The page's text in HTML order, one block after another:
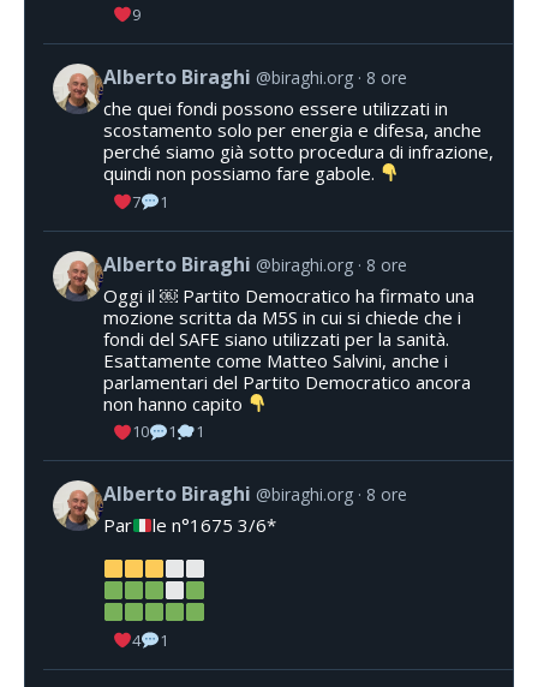
9
Alberto Biraghi @biraghi.org 8 ore
che quei fondi possono essere utilizzati in
scostamento solo per energia e difesa, anche
perché siamo già sotto procedura di infrazione,
quindi non possiamo fare gabole.
7 1
Alberto Biraghi @biraghi.org 8 ore
Oggi il ￼ Partito Democratico ha firmato una
mozione scritta da M5S in cui si chiede che i
fondi del SAFE siano utilizzati per la sanità.
Esattamente come Matteo Salvini, anche i
parlamentari del Partito Democratico ancora
non hanno capito
10 1 1
Alberto Biraghi @biraghi.org 8 ore
Par le n°1675 3/6*
4 1